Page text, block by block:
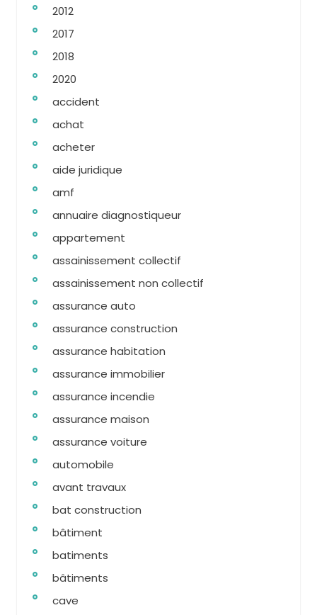
2012
2017
2018
2020
accident
achat
acheter
aide juridique
amf
annuaire diagnostiqueur
appartement
assainissement collectif
assainissement non collectif
assurance auto
assurance construction
assurance habitation
assurance immobilier
assurance incendie
assurance maison
assurance voiture
automobile
avant travaux
bat construction
bâtiment
batiments
bâtiments
cave